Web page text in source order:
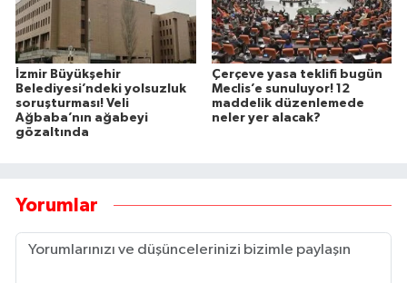
İzmir Büyükşehir
Belediyesi’ndeki yolsuzluk
soruşturması! Veli
Ağbaba’nın ağabeyi
gözaltında
Çerçeve yasa teklifi bugün
Meclis’e sunuluyor! 12
maddelik düzenlemede
neler yer alacak?
Yorumlar